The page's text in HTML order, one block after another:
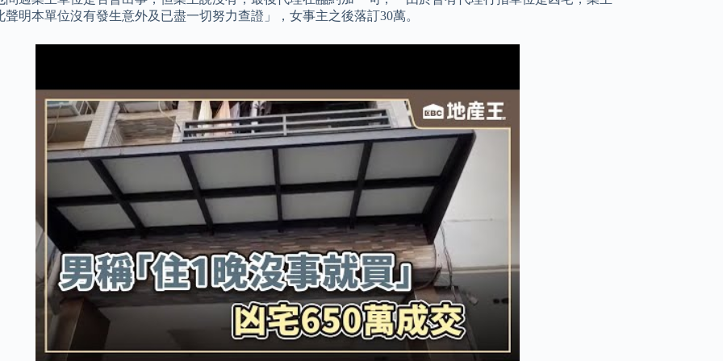
聲明本單位沒有發生意外及已盡一切努力查證」，女事主之後落訂30萬。